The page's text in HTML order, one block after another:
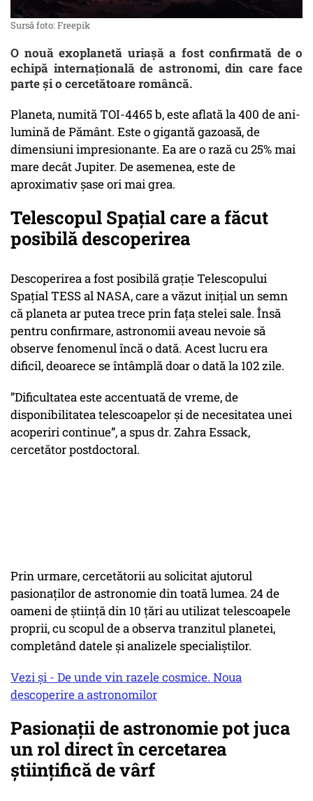
Sursă foto: Freepik
O nouă exoplanetă uriașă a fost confirmată de o
echipă internațională de astronomi, din care face
parte și o cercetătoare româncă.
Planeta, numită TOI-4465 b, este aflată la 400 de ani-
lumină de Pământ. Este o gigantă gazoasă, de
dimensiuni impresionante. Ea are o rază cu 25% mai
mare decât Jupiter. De asemenea, este de
aproximativ șase ori mai grea.
Telescopul Spațial care a făcut
posibilă descoperirea
Descoperirea a fost posibilă grație Telescopului
Spațial TESS al NASA, care a văzut inițial un semn
că planeta ar putea trece prin fața stelei sale. Însă
pentru confirmare, astronomii aveau nevoie să
observe fenomenul încă o dată. Acest lucru era
dificil, deoarece se întâmplă doar o dată la 102 zile.
”Dificultatea este accentuată de vreme, de
disponibilitatea telescoapelor și de necesitatea unei
acoperiri continue”, a spus dr. Zahra Essack,
cercetător postdoctoral.
Prin urmare, cercetătorii au solicitat ajutorul
pasionaților de astronomie din toată lumea. 24 de
oameni de știință din 10 țări au utilizat telescoapele
proprii, cu scopul de a observa tranzitul planetei,
completând datele și analizele specialiștilor.
Vezi și - De unde vin razele cosmice. Noua
descoperire a astronomilor
Pasionații de astronomie pot juca
un rol direct în cercetarea
științifică de vârf